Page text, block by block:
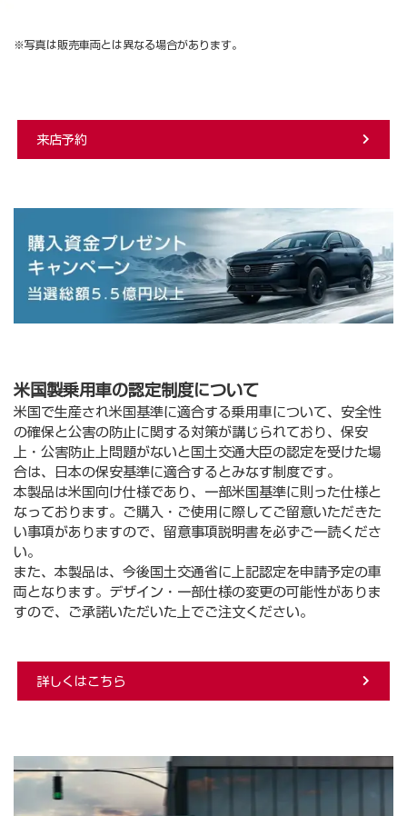
※写真は販売車両とは異なる場合があります。
来店予約
米国製乗用車の認定制度について
米国で生産され米国基準に適合する乗用車について、安全性
の確保と公害の防止に関する対策が講じられており、保安
上・公害防止上問題がないと国土交通大臣の認定を受けた場
合は、日本の保安基準に適合するとみなす制度です。
本製品は米国向け仕様であり、一部米国基準に則った仕様と
なっております。ご購入・ご使用に際してご留意いただきた
い事項がありますので、留意事項説明書を必ずご一読くださ
い。
また、本製品は、今後国土交通省に上記認定を申請予定の車
両となります。デザイン・一部仕様の変更の可能性がありま
すので、ご承諾いただいた上でご注文ください。
詳しくはこちら